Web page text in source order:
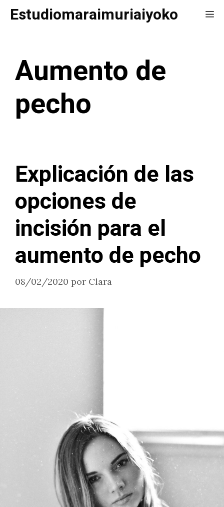
SaltarEstudiomaraimuriaiyoko
Aumento de
pecho
Explicación de las
opciones de
incisión para el
aumento de pecho
08/02/2020 por Clara